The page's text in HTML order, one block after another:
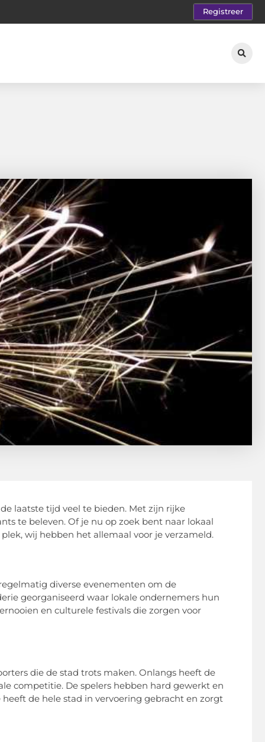
Registreer
laatste tijd veel te bieden. Met zijn rijke
te beleven. Of je nu op zoek bent naar lokaal
wij hebben het allemaal voor je verzameld.
diverse evenementen om de
georganiseerd waar lokale ondernemers hun
en culturele festivals die zorgen voor
die de stad trots maken. Onlangs heeft de
competitie. De spelers hebben hard gewerkt en
de hele stad in vervoering gebracht en zorgt